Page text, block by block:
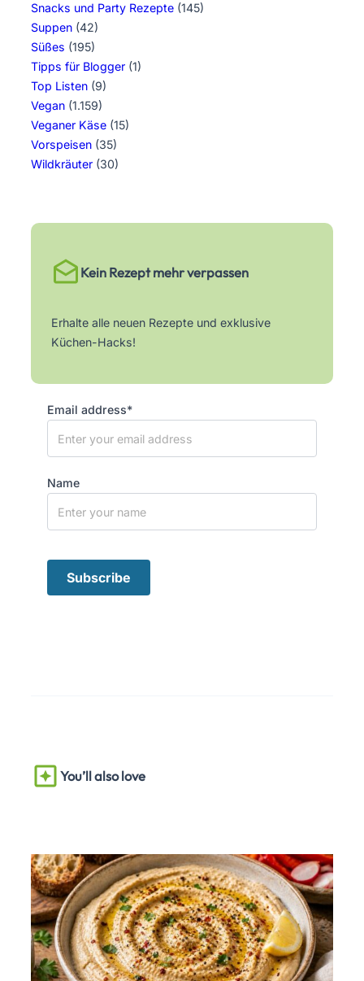
Snacks und Party Rezepte (145)
Suppen (42)
Süßes (195)
Tipps für Blogger (1)
Top Listen (9)
Vegan (1.159)
Veganer Käse (15)
Vorspeisen (35)
Wildkräuter (30)
Kein Rezept mehr verpassen
Erhalte alle neuen Rezepte und exklusive
Küchen-Hacks!
Email address*
Name
You’ll also love